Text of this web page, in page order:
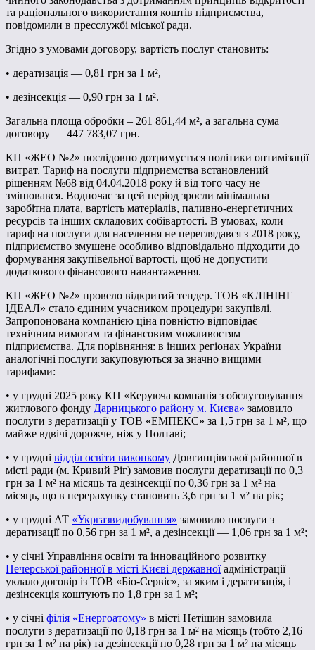
та раціонального використання коштів підприємства,
повідомили в пресслужбі міської ради.
Згідно з умовами договору, вартість послуг становить:
• дератизація — 0,81 грн за 1 м²,
• дезінсекція — 0,90 грн за 1 м².
Загальна площа обробки – 261 861,44 м², а загальна сума
договору — 447 783,07 грн.
КП «ЖЕО №2» послідовно дотримується політики оптимізації
витрат. Тариф на послуги підприємства встановлений
рішенням №68 від 04.04.2018 року й від того часу не
змінювався. Водночас за цей період зросли мінімальна
заробітна плата, вартість матеріалів, паливно-енергетичних
ресурсів та інших складових собівартості. В умовах, коли
тариф на послуги для населення не переглядався з 2018 року,
підприємство змушене особливо відповідально підходити до
формування закупівельної вартості, щоб не допустити
додаткового фінансового навантаження.
КП «ЖЕО №2» провело відкритий тендер. ТОВ «КЛІНІНГ
ІДЕАЛ» стало єдиним учасником процедури закупівлі.
Запропонована компанією ціна повністю відповідає
технічним вимогам та фінансовим можливостям
підприємства. Для порівняння: в інших регіонах України
аналогічні послуги закуповуються за значно вищими
тарифами:
• у грудні 2025 року КП «Керуюча компанія з обслуговування
житлового фонду Дарницького району м. Києва» замовило
послуги з дератизації у ТОВ «ЕМПЕКС» за 1,5 грн за 1 м², що
майже вдвічі дорожче, ніж у Полтаві;
• у грудні відділ освіти виконкому Довгинцівської районної в
місті ради (м. Кривий Ріг) замовив послуги дератизації по 0,3
грн за 1 м² на місяць та дезінсекції по 0,36 грн за 1 м² на
місяць, що в перерахунку становить 3,6 грн за 1 м² на рік;
• у грудні АТ «Укргазвидобування» замовило послуги з
дератизації по 0,56 грн за 1 м², а дезінсекції — 1,06 грн за 1 м²;
• у січні Управління освіти та інноваційного розвитку
Печерської районної в місті Києві державноїадміністрації
уклало договір із ТОВ «Біо-Сервіс», за яким і дератизація, і
дезінсекція коштують по 1,8 грн за 1 м²;
• у січні філія «Енергоатому» в місті Нетішин замовила
послуги з дератизації по 0,18 грн за 1 м² на місяць (тобто 2,16
грн за 1 м² на рік) та дезінсекції по 0,28 грн за 1 м² на місяць